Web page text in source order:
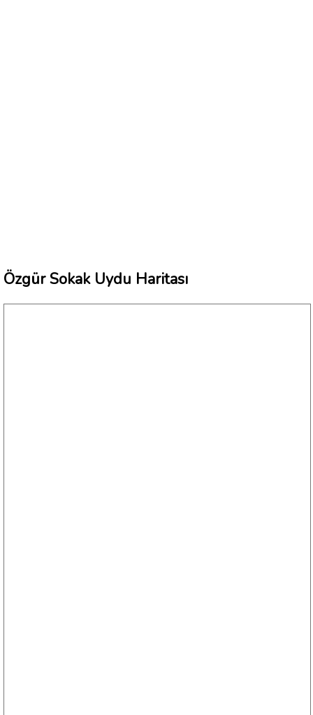
Özgür Sokak Uydu Haritası